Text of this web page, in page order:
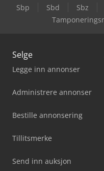
Sbp Sbd Sbz
Selge
Legge inn annonser
Administrere annonser
Bestille annonsering
Tillitsmerke
Send inn auksjon